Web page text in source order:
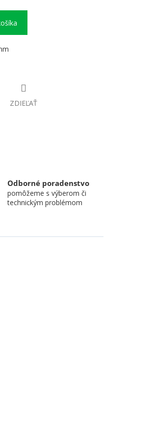
ZDIEĽAŤ
Odborné poradenstvo
pomôžeme s výberom či
technickým problémom